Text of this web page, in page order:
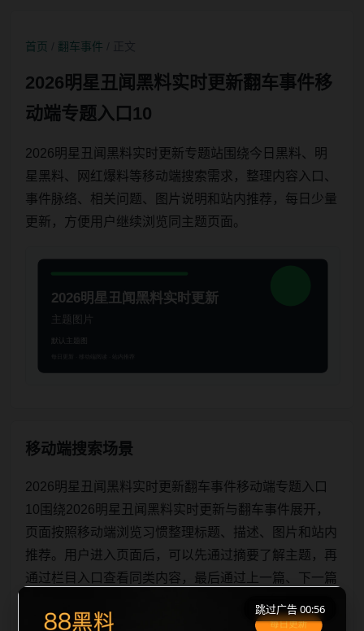
首页 翻车事件
2026明星丑闻黑料实时更新翻车事件移
动端专题入口10
2026明星丑闻黑料实时更新专题站围绕今日黑料、明
星黑料、网红爆料等移动端搜索需求，整理内容入口、
事件脉络、相关问题、图片说明和站内推荐，每日少量
更新，方便用户继续浏览同主题页面。
移动端搜索场景
2026明星丑闻黑料实时更新翻车事件移动端专题入口
10围绕2026明星丑闻黑料实时更新与翻车事件展开，
页面按照移动端浏览习惯整理标题、描述、图片和站内
推荐。用户进入页面后，可以先通过摘要了解主题，再
通过栏目入口查看同类内容，最后通过上一篇、下一篇
性，避免无关关键词堆砌，也避免多个站点同步发布完
跳过广告 00:56